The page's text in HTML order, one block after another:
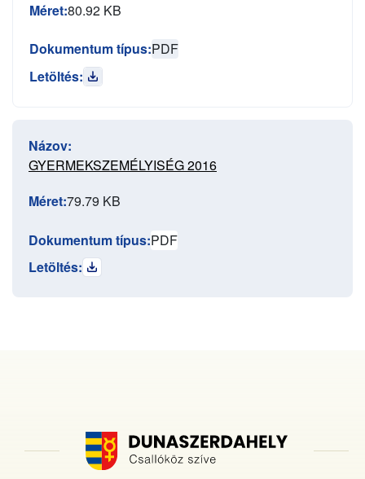
Méret:80.92 KB
Dokumentum típus:PDF
Letöltés:
Názov:
GYERMEKSZEMÉLYISÉG 2016
Méret:79.79 KB
Dokumentum típus:PDF
Letöltés: